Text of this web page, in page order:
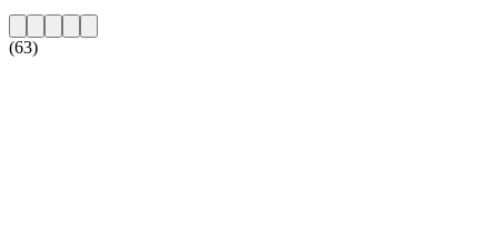
(63)